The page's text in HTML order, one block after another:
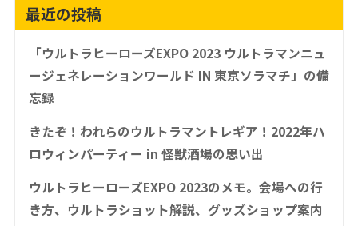
最近の投稿
「ウルトラヒーローズEXPO 2023 ウルトラマンニュ
ージェネレーションワールド IN 東京ソラマチ」の備
忘録
きたぞ！われらのウルトラマントレギア！2022年ハ
ロウィンパーティー in 怪獣酒場の思い出
ウルトラヒーローズEXPO 2023のメモ。会場への行
き方、ウルトラショット解説、グッズショップ案内